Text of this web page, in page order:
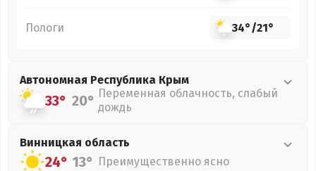
Пологи 34°/21°
Автономная Республика Крым
33° 20° Переменная облачность, слабый
дождь
Винницкая область
24° 13° Преимущественно ясно